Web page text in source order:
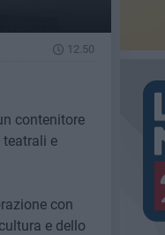
12.50
contenitore
e
con
e dello